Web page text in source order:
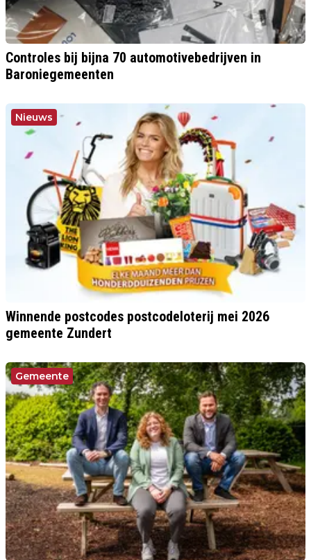
Controles bij bijna 70 automotivebedrijven in
Baroniegemeenten
Nieuws
Winnende postcodes postcodeloterij mei 2026
gemeente Zundert
Gemeente